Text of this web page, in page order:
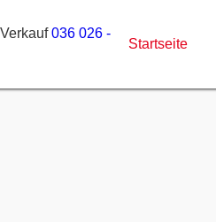
036 026 -
Startseite